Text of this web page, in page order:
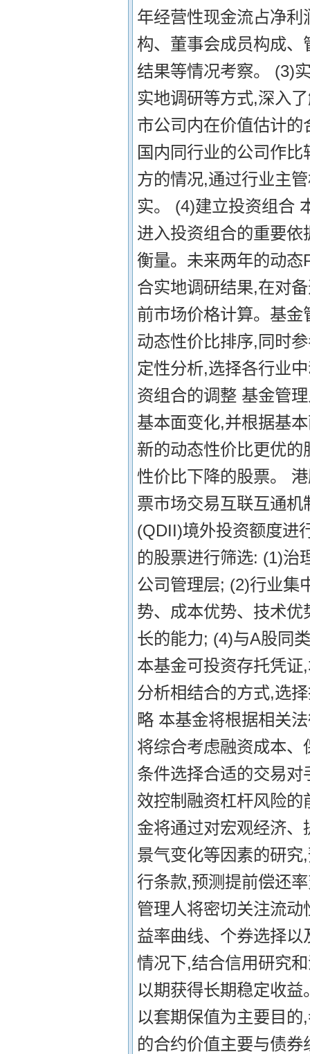
年经营性现金流占净
构、董事会成员构成
结果等情况考察。 (3)
实地调研等方式,深入
市公司内在价值估计
国内同行业的公司作
方的情况,通过行业主
实。 (4)建立投资组合
进入投资组合的重要
衡量。未来两年的动
合实地调研结果,在对
前市场价格计算。基
动态性价比排序,同时
定性分析,选择各行业
资组合的调整 基金管
基本面变化,并根据基
新的动态性价比更优
性价比下降的股票。
票市场交易互联互通
(QDII)境外投资额度进
的股票进行筛选: (1)治
公司管理层; (2)行业集
势、成本优势、技术
长的能力; (4)与A股同
本基金可投资存托凭
分析相结合的方式,选
略 本基金将根据相关
将综合考虑融资成本
条件选择合适的交易
效控制融资杠杆风险
金将通过对宏观经济
景气变化等因素的研
行条款,预测提前偿还
管理人将密切关注流
益率曲线、个券选择
情况下,结合信用研究
以期获得长期稳定收
以套期保值为主要目
的合约价值主要与债